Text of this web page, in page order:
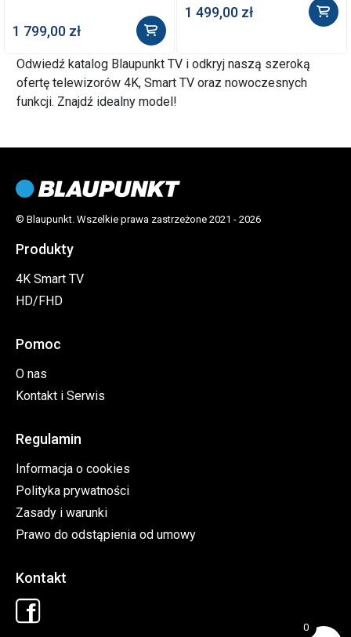
1 799,00 zł
1 499,00 zł
Odwiedź katalog Blaupunkt TV i odkryj naszą szeroką
ofertę telewizorów 4K, Smart TV oraz nowoczesnych
funkcji. Znajdź idealny model!
© Blaupunkt. Wszelkie prawa zastrzeżone 2021 - 2026
Produkty
4K Smart TV
HD/FHD
Pomoc
O nas
Kontakt i Serwis
Regulamin
Informacja o cookies
Polityka prywatności
Zasady i warunki
Prawo do odstąpienia od umowy
Kontakt
0